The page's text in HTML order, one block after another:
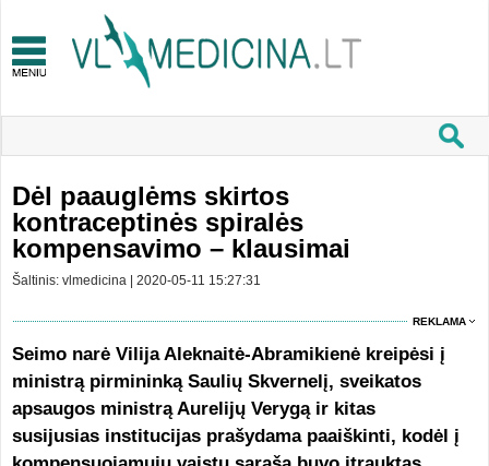
Dėl paauglėms skirtos
kontraceptinės spiralės
kompensavimo – klausimai
Šaltinis: vlmedicina | 2020-05-11 15:27:31
REKLAMA
Seimo narė Vilija Aleknaitė-Abramikienė kreipėsi į
ministrą pirmininką Saulių Skvernelį, sveikatos
apsaugos ministrą Aurelijų Verygą ir kitas
susijusias institucijas prašydama paaiškinti, kodėl į